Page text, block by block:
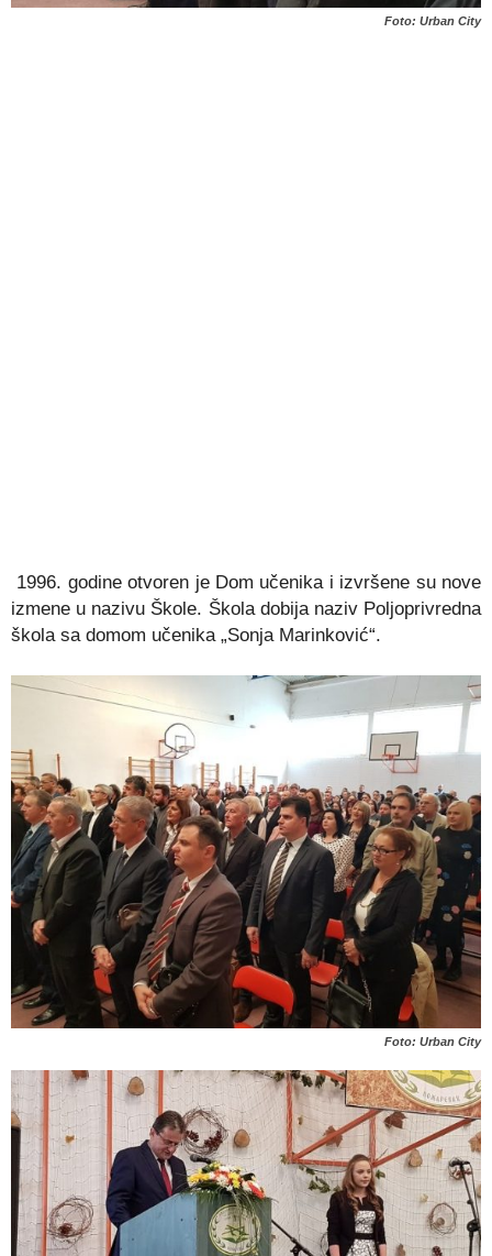
Foto: Urban City
1996. godine otvoren je Dom učenika i izvršene su nove
izmene u nazivu Škole. Škola dobija naziv Poljoprivredna
škola sa domom učenika „Sonja Marinković“.
Foto: Urban City